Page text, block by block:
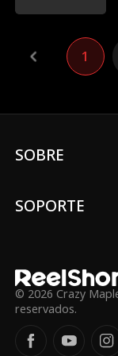
1
SOBRE
SOPORTE
© 2026 Crazy
reservados.